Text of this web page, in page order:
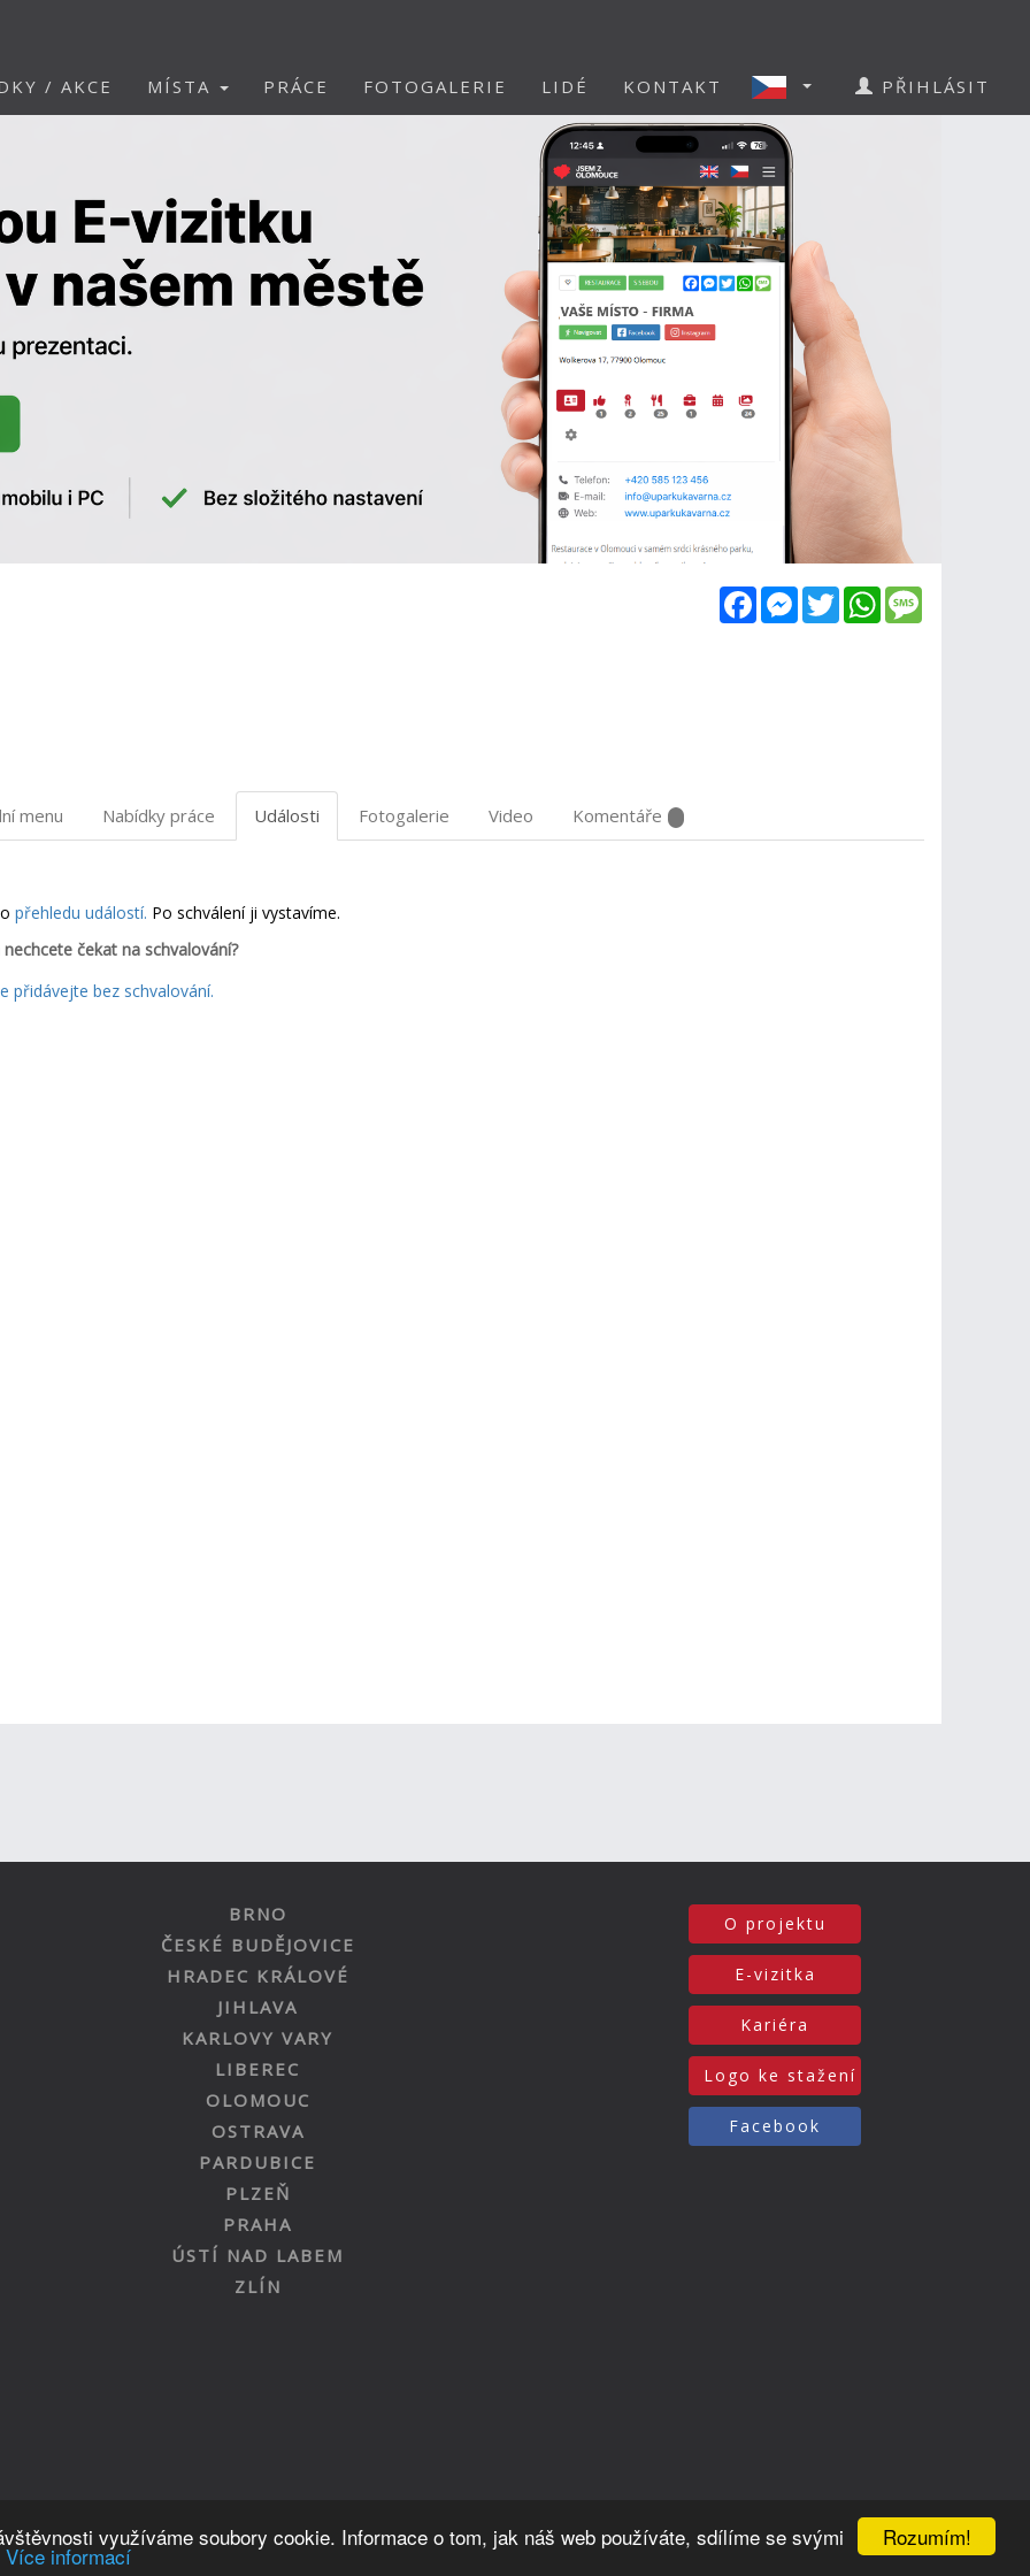
Rozumím!
využíváme soubory cookie. Informace o tom, jak náš web používáte, sdílíme se svými
Více informací
/ AKCE MÍSTA PRÁCE FOTOGALERIE LIDÉ KONTAKT PŘIHLÁSIT
FacebookMessenger
TwitterWhatsApp
menu Nabídky práce Události Fotogalerie Video Komentáře
přehledu událostí. Po schválení ji vystavíme.
čekat na schvalování?
přidávejte bez schvalování.
BRNO
ČESKÉ BUDĚJOVICE
HRADEC KRÁLOVÉ
JIHLAVA
KARLOVY VARY
LIBEREC
OLOMOUC
OSTRAVA
PARDUBICE
PLZEŇ
PRAHA
ÚSTÍ NAD LABEM
ZLÍN
O projektu
E-vizitka
Kariéra
Logo ke stažení
Facebook
Nahoru